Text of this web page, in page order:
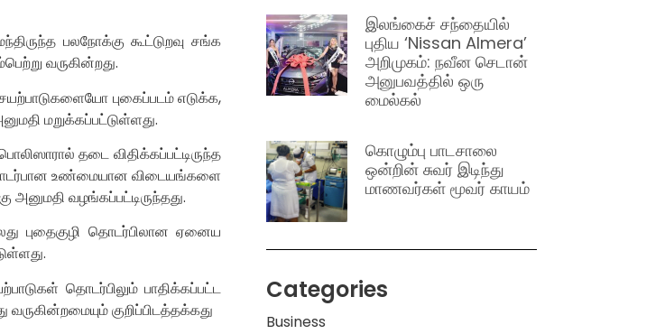
பலநோக்கு கூட்டுறவு சங்க
வருகின்றது.
புகைப்படம் எடுக்க,
மறுக்கப்பட்டுள்ளது.
தடை விதிக்கப்பட்டிருந்த
உண்மையான விடையங்களை
வழங்கப்பட்டிருந்தது.
புதைகுழி தொடர்பிலான ஏனைய
தொடர்பிலும் பாதிக்கப்பட்ட
குறிப்பிடத்தக்கது
இலங்கைச் சந்தையில்
புதிய ‘Nissan Almera’
அறிமுகம்: நவீன செடான்
அனுபவத்தில் ஒரு
மைல்கல்
கொழும்பு பாடசாலை
ஒன்றின் சுவர் இடிந்து
மாணவர்கள் மூவர் காயம்
Categories
Business